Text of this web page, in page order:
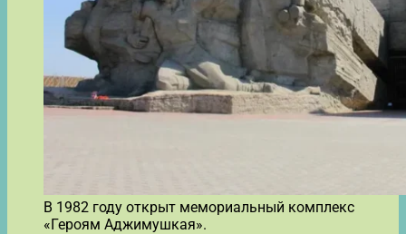
В 1982 году открыт мемориальный комплекс
«Героям Аджимушкая».